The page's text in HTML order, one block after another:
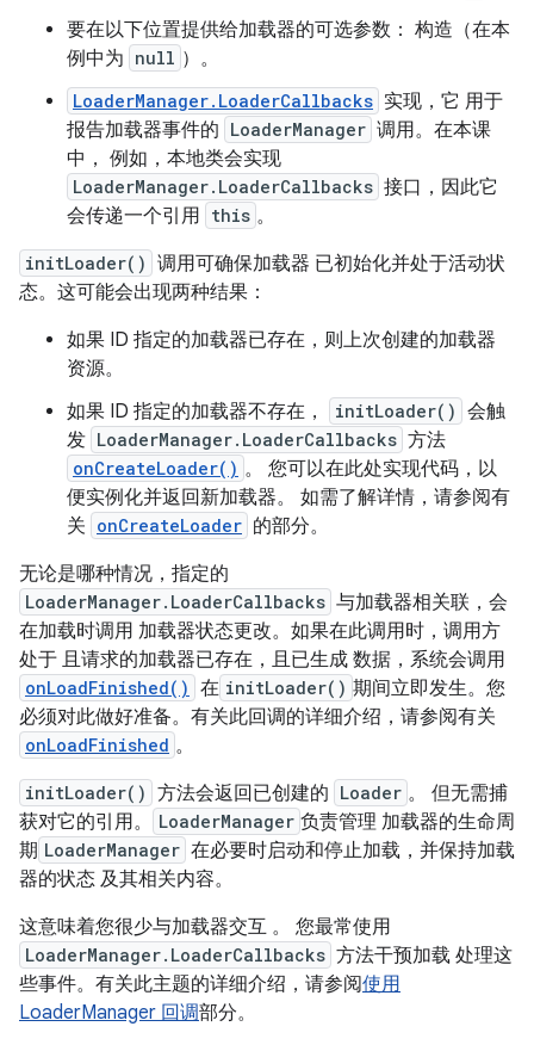
要在以下位置提供给加载器的可选参数： 构造（在本
例中为 null ）。
LoaderManager.LoaderCallbacks 实现，它 用于
报告加载器事件的 LoaderManager 调用。在本课
中， 例如，本地类会实现
LoaderManager.LoaderCallbacks 接口，因此它
会传递一个引用 this 。
initLoader() 调用可确保加载器 已初始化并处于活动状
态。这可能会出现两种结果：
如果 ID 指定的加载器已存在，则上次创建的加载器
资源。
如果 ID 指定的加载器不存在，
initLoader() 会触
发 LoaderManager.LoaderCallbacks 方法
onCreateLoader() 。 您可以在此处实现代码，以
便实例化并返回新加载器。 如需了解详情，请参阅有
关 onCreateLoader 的部分。
无论是哪种情况，指定的
LoaderManager.LoaderCallbacks 与加载器相关联，会
在加载时调用 加载器状态更改。如果在此调用时，调用方
处于 且请求的加载器已存在，且已生成 数据，系统会调用
onLoadFinished() 在 initLoader() 期间立即发生。您
必须对此做好准备。有关此回调的详细介绍，请参阅有关
onLoadFinished 。
initLoader() 方法会返回已创建的 Loader 。 但无需捕
获对它的引用。
LoaderManager 负责管理 加载器的生命周
期 LoaderManager 在必要时启动和停止加载，并保持加载
器的状态 及其相关内容。
这意味着您很少与加载器交互 。 您最常使用
LoaderManager.LoaderCallbacks 方法干预加载 处理这
些事件。有关此主题的详细介绍，请参阅使用
LoaderManager 回调部分。